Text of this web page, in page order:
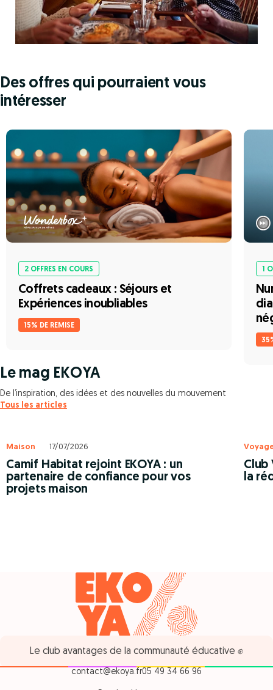
Des offres qui pourraient vous
intéresser
2 OFFRES EN COURS
Coffrets cadeaux : Séjours et
Expériences inoubliables
15% DE REMISE
1
Le mag EKOYA
De l’inspiration, des idées et des nouvelles du mouvement
Tous les articles
Maison 17/07/2026
Camif Habitat rejoint EKOYA : un
partenaire de confiance pour vos
projets maison
Club
la
Le club avantages de la communauté éducative ✊
contact@ekoya.fr05 49 34 66 96